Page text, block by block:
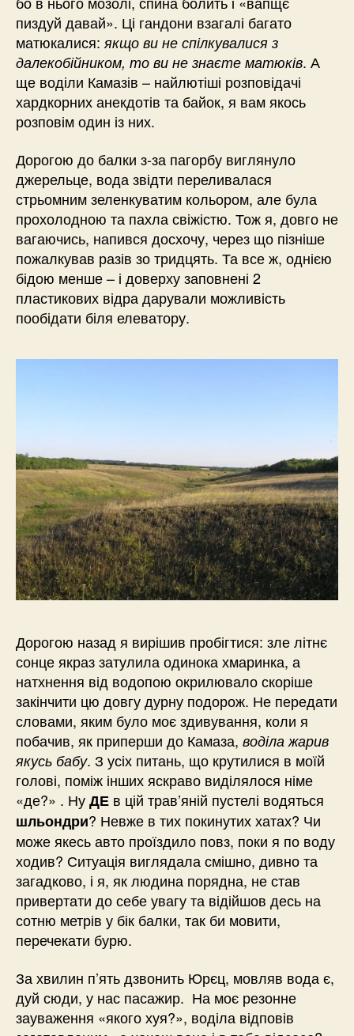
пиздуй давай». Ці гандони взагалі багато
матюкалися:якщо ви не спілкувалися з
далекобійником, то ви не знаєте матюків. А
ще воділи Камазів – найлютіші розповідачі
хардкорних анекдотів та байок, я вам якось
розповім один із них.
Дорогою до балки з-за пагорбу виглянуло
джерельце, вода звідти переливалася
стрьомним зеленкуватим кольором, але була
прохолодною та пахла свіжістю. Тож я, довго не
вагаючись, напився досхочу, через що пізніше
пожалкував разів зо тридцять. Та все ж, однією
бідою менше – і доверху заповнені 2
пластикових відра дарували можливість
пообідати біля елеватору.
Дорогою назад я вирішив пробігтися: зле літнє
сонце якраз затулила одинока хмаринка, а
натхнення від водопою окрилювало скоріше
закінчити цю довгу дурну подорож. Не передати
словами, яким було моє здивування, коли я
побачив, як приперши до Камаза, воділа жарив
якусь бабу. З усіх питань, що крутилися в моїй
голові, поміж інших яскраво виділялося німе
«де?» . НуДЕ в цій трав’яній пустелі водяться
шльондри? Невже в тих покинутих хатах? Чи
може якесь авто проїздило повз, поки я по воду
ходив? Ситуація виглядала смішно, дивно та
загадково, і я, як людина порядна, не став
привертати до себе увагу та відійшов десь на
сотню метрів у бік балки, так би мовити,
перечекати бурю.
За хвилин п’ять дзвонить Юрєц, мовляв вода є,
дуй сюди, у нас пасажир. На моє резонне
зауваження «якого хуя?», воділа відповів